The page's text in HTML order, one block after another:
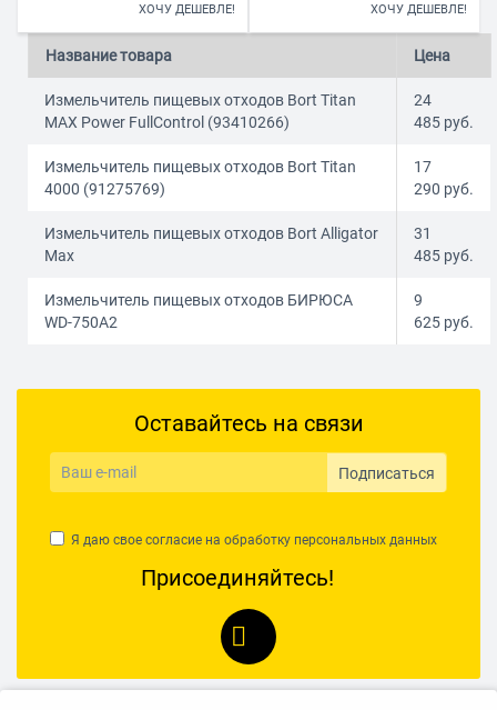
ХОЧУ ДЕШЕВЛЕ! ХОЧУ ДЕШЕВЛЕ!
Название товара Цена
Измельчитель пищевых отходов Bort Titan
MAX Power FullControl (93410266)
24
485 руб.
Измельчитель пищевых отходов Bort Titan
4000 (91275769)
17
290 руб.
Измельчитель пищевых отходов Bort Alligator
Max
31
485 руб.
Измельчитель пищевых отходов БИРЮСА
WD-750A2
9
625 руб.
Оставайтесь на связи
Подписаться
Я даю свое согласие на обработку персональных данных
Присоединяйтесь!